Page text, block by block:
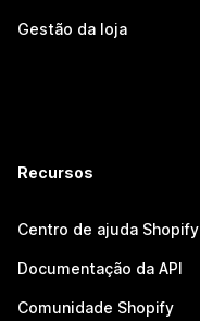
Gestão da loja
Recursos
Centro de ajuda Shopify
Documentação da API
Comunidade Shopify